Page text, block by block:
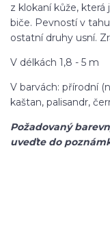
z klokaní kůže,
biče. Pevností v
ostatní druhy usní.
V délkách 1,8 - 5 m
V barvách: přírodní
kaštan, palisandr,
Požadovaný
uveďte do